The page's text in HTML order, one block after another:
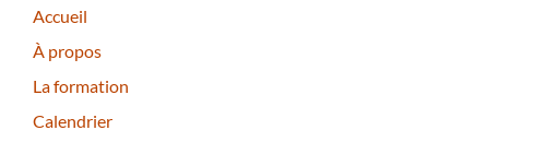
Accueil
À propos
La formation
Calendrier